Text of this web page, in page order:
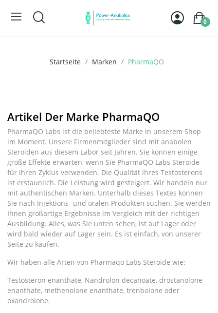
0
Startseite Marken PharmaQO
Artikel Der Marke PharmaQO
PharmaQO Labs ist die beliebteste Marke in unserem Shop
im Moment. Unsere Firmenmitglieder sind mit anabolen
Steroiden aus diesem Labor seit Jahren. Sie können einige
große Effekte erwarten, wenn Sie PharmaQO Labs Steroide
für ihren Zyklus verwenden. Die Qualität ihres Testosterons
ist erstaunlich. Die Leistung wird gesteigert. Wir handeln nur
mit authentischen Marken. Unterhalb dieses Textes können
Sie nach Injektions- und oralen Produkten suchen. Sie werden
Ihnen großartige Ergebnisse im Vergleich mit der richtigen
Ausbildung. Alles, was Sie unten sehen, ist auf Lager oder
wird bald wieder auf Lager sein. Es ist einfach, von unserer
Seite zu kaufen.
Wir haben alle Arten von Pharmaqo Labs Steroide wie:
Testosteron enanthate, Nandrolon decanoate, drostanolone
enanthate, methenolone enanthate, trenbolone oder
oxandrolone.